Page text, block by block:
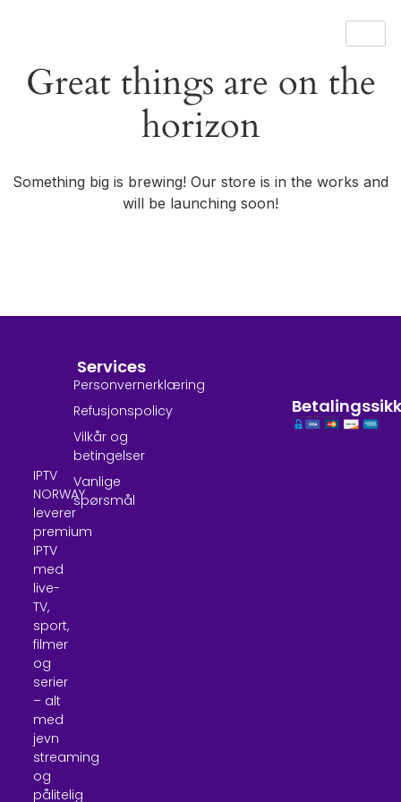
Great things are on the
horizon
Something big is brewing! Our store is in the works and
will be launching soon!
IPTV
NORWAY
leverer
premium
IPTV
med
live-
TV,
sport,
filmer
og
serier
– alt
med
jevn
streaming
og
pålitelig
Services
Personvernerklæring
Refusjonspolicy
Vilkår og
betingelser
Vanlige
spørsmål